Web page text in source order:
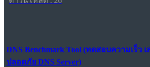
DNS Benchmark Tool (ทดสอบความเร็ว
ปลอดภัย DNS Server)